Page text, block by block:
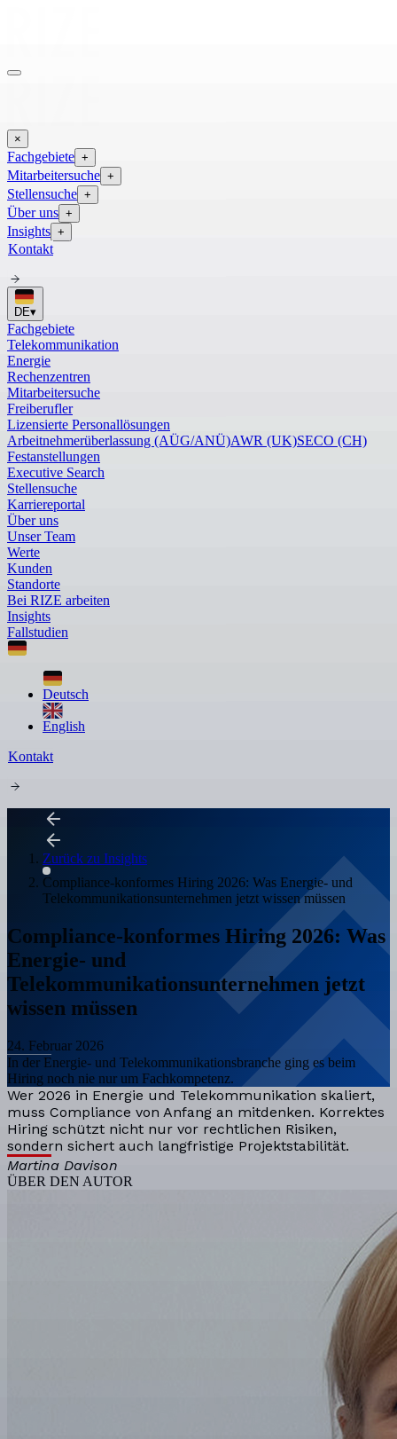
×
Fachgebiete +
Mitarbeitersuche +
Stellensuche +
Über uns +
Insights +
Kontakt
DE▾
Fachgebiete
Telekommunikation
Energie
Rechenzentren
Mitarbeitersuche
Freiberufler
Lizensierte Personallösungen
Arbeitnehmerüberlassung (AÜG/ANÜ)AWR (UK)SECO (CH)
Festanstellungen
Executive Search
Stellensuche
Karriereportal
Über uns
Unser Team
Werte
Kunden
Standorte
Bei RIZE arbeiten
Insights
Fallstudien
Deutsch
English
Kontakt
Zurück zu Insights
Compliance-konformes Hiring 2026: Was Energie- und
Telekommunikationsunternehmen jetzt wissen müssen
Compliance-konformes Hiring 2026: Was
Energie- und
Telekommunikationsunternehmen jetzt
wissen müssen
24. Februar 2026
In der Energie- und Telekommunikationsbranche ging es beim
Hiring noch nie nur um Fachkompetenz.
Wer 2026 in Energie und Telekommunikation skaliert,
muss Compliance von Anfang an mitdenken. Korrektes
Hiring schützt nicht nur vor rechtlichen Risiken,
sondern sichert auch langfristige Projektstabilität.
Martina Davison
ÜBER DEN AUTOR